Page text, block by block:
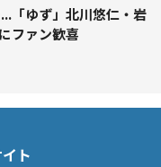
「ゆず」北川悠仁・岩
ファン歓喜
ト